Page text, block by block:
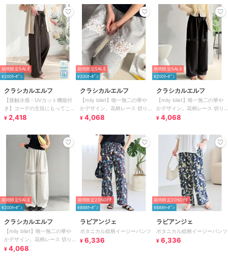
期間限定SALE
¥200ｸｰﾎﾟﾝ
クラシカルエルフ
【接触冷感・UVカット機能付
き】コーデの主役にもってこい
の一本！紐付き総柄スリムイー
¥ 2,418
期間限定SALE
¥200ｸｰﾎﾟﾝ
クラシカルエルフ
【mily bilet】唯一無二の華や
かデザイン。花柄レース 切り
替えスウェットパンツ
¥ 4,068
期間限定SALE
¥200ｸｰﾎﾟﾝ
クラシカルエルフ
【mily bilet】唯一無二の華や
かデザイン。花柄レース 切り
替えスウェットパンツ
¥ 4,068
期間限定SALE
¥200ｸｰﾎﾟﾝ
クラシカルエルフ
【mily bilet】唯一無二の華や
かデザイン。花柄レース 切り
替えスウェットパンツ
¥ 4,068
期間限定20%OFF
¥888ｸｰﾎﾟﾝ
ラビアンジェ
ボタニカル総柄イージーパンツ
¥ 6,336
期間限定20%OFF
¥888ｸｰﾎﾟﾝ
ラビアンジェ
ボタニカル総柄イージーパンツ
¥ 6,336